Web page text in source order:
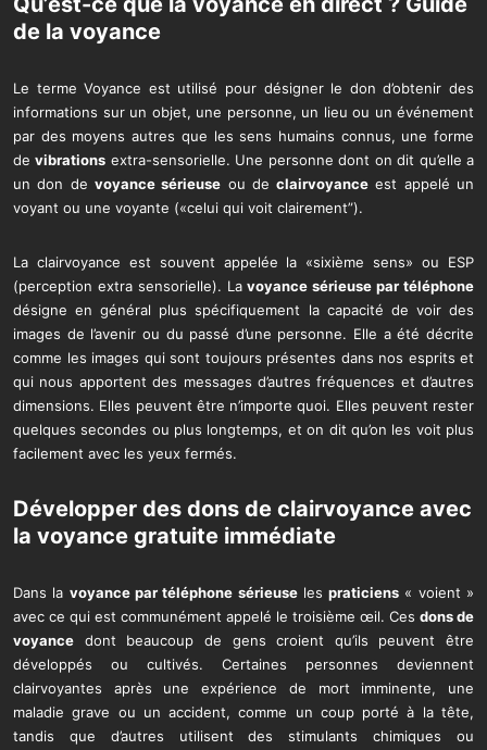
de la voyance
Le terme Voyance est utilisé pour désigner le don d’obtenir des
informations sur un objet, une personne, un lieu ou un événement
par des moyens autres que les sens humains connus, une forme
devibrations extra-sensorielle. Une personne dont on dit qu’elle a
un don de voyance sérieuse ou declairvoyance est appelé un
voyant ou une voyante («celui qui voit clairement”).
La clairvoyance est souvent appelée la «sixième sens» ou ESP
(perception extra sensorielle). Lavoyance sérieuse par téléphone
désigne en général plus spécifiquement la capacité de voir des
images de l’avenir ou du passé d’une personne. Elle a été décrite
comme les images qui sont toujours présentes dans nos esprits et
qui nous apportent des messages d’autres fréquences et d’autres
dimensions. Elles peuvent être n’importe quoi. Elles peuvent rester
quelques secondes ou plus longtemps, et on dit qu’on les voit plus
facilement avec les yeux fermés.
Développer des dons de clairvoyance avec
la voyance gratuite immédiate
Dans la voyance par téléphone sérieuselespraticiens « voient »
avec ce qui est communément appelé le troisième œil. Ces dons de
voyance dont beaucoup de gens croient qu’ils peuvent être
développés ou cultivés. Certaines personnes deviennent
clairvoyantes après une expérience de mort imminente, une
maladie grave ou un accident, comme un coup porté à la tête,
tandis que d’autres utilisent des stimulants chimiques ou